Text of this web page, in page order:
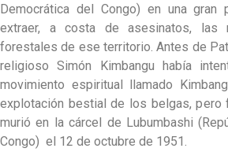
Democrática del Congo) en una gran
extraer, a costa de asesinatos, las
forestales de ese territorio. Antes de
religioso Simón Kimbangu había
movimiento espiritual llamado
explotación bestial de los belgas, pero
murió en la cárcel de Lubumbashi
Congo) el 12 de octubre de 1951.